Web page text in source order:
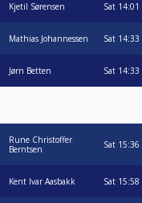
Kjetil Sørensen Sat 14:01
Mathias Johannessen Sat 14:33
Jørn Betten Sat 14:33
Rune Christoffer
Berntsen
Sat 15:36
Kent Ivar Aasbakk Sat 15:58